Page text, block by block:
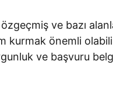
ve bazı
kurmak önemli
ve başvuru